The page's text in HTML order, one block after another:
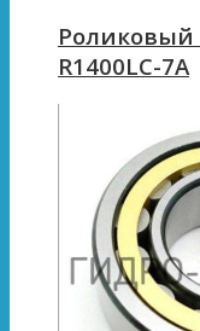
R1400LC-7A